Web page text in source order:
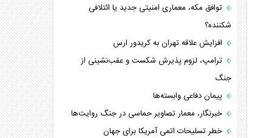
توافق مکه، معماری امنیتی جدید یا ائتلافی
شکننده؟
افزایش علاقه تهران به کریدور ارس
ترامپ، لزوم پذیرش شکست و عقب‌نشینی از
جنگ
پیمان دفاعی‌ وابسته‌ها
خبرنگار، معمار تصاویر حماسی در جنگ روایت‌ها
خطر تسلیحات اتمی آمریکا برای جهان